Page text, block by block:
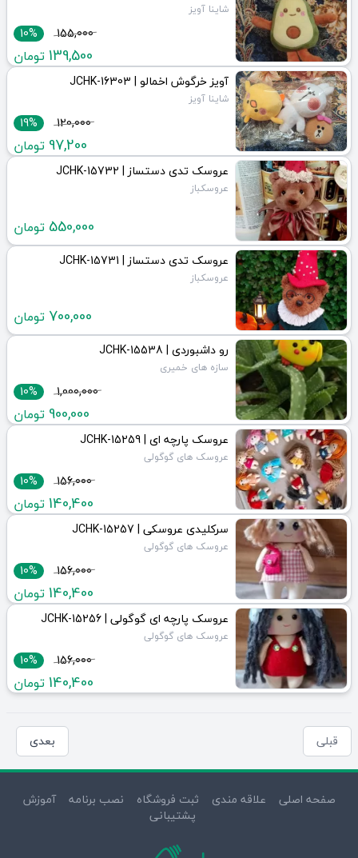
شاینا آویز
10% 155,000
139,500 تومان
آویز خرگوش اخمالو | JCHK-16303
شاینا آویز
19% 120,000
97,200 تومان
عروسک تدی دستساز | JCHK-15732
عروسکباز
550,000 تومان
عروسک تدی دستساز | JCHK-15731
عروسکباز
700,000 تومان
رو داشبوردی | JCHK-15538
سازه های خمیری
10% 1,000,000
900,000 تومان
عروسک پارچه ای | JCHK-15259
عروسک های گوگولی
10% 156,000
140,400 تومان
سرکلیدی عروسکی | JCHK-15257
عروسک های گوگولی
10% 156,000
140,400 تومان
عروسک پارچه ای گوگولی | JCHK-15256
عروسک های گوگولی
10% 156,000
140,400 تومان
قبلی بعدی
صفحه اصلی علاقه مندی ثبت فروشگاه نصب برنامه
آموزش
پشتیبانی